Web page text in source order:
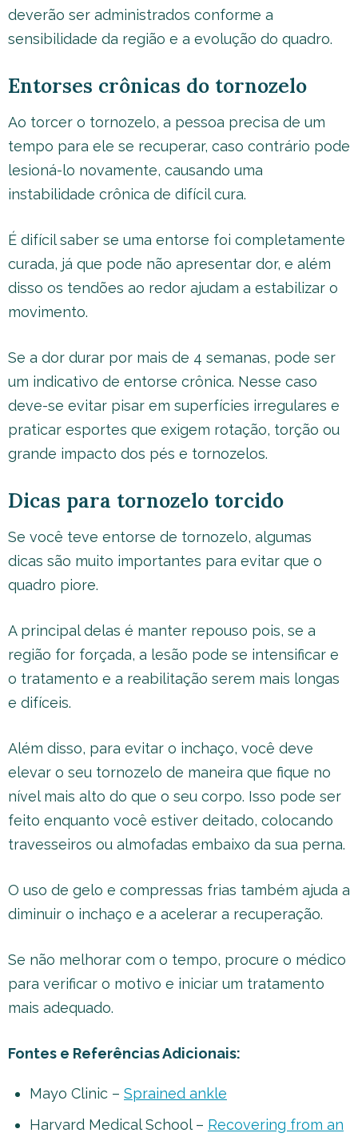
deverão ser administrados conforme a
sensibilidade da região e a evolução do quadro.
Entorses crônicas do tornozelo
Ao torcer o tornozelo, a pessoa precisa de um
tempo para ele se recuperar, caso contrário pode
lesioná-lo novamente, causando uma
instabilidade crônica de difícil cura.
É difícil saber se uma entorse foi completamente
curada, já que pode não apresentar dor, e além
disso os tendões ao redor ajudam a estabilizar o
movimento.
Se a dor durar por mais de 4 semanas, pode ser
um indicativo de entorse crônica. Nesse caso
deve-se evitar pisar em superfícies irregulares e
praticar esportes que exigem rotação, torção ou
grande impacto dos pés e tornozelos.
Dicas para tornozelo torcido
Se você teve entorse de tornozelo, algumas
dicas são muito importantes para evitar que o
quadro piore.
A principal delas é manter repouso pois, se a
região for forçada, a lesão pode se intensificar e
o tratamento e a reabilitação serem mais longas
e difíceis.
Além disso, para evitar o inchaço, você deve
elevar o seu tornozelo de maneira que fique no
nível mais alto do que o seu corpo. Isso pode ser
feito enquanto você estiver deitado, colocando
travesseiros ou almofadas embaixo da sua perna.
O uso de gelo e compressas frias também ajuda a
diminuir o inchaço e a acelerar a recuperação.
Se não melhorar com o tempo, procure o médico
para verificar o motivo e iniciar um tratamento
mais adequado.
Fontes e Referências Adicionais:
Mayo Clinic – Sprained ankle
Harvard Medical School – Recovering from an